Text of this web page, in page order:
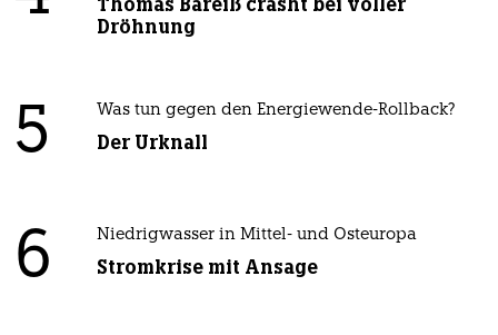
Dröhnung
5 Was tun gegen den Energiewende-Rollback?
Der Urknall
6 Niedrigwasser in Mittel- und Osteuropa
Stromkrise mit Ansage